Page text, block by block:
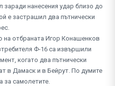
заради нанесения удар близо до
е застрашил два пътнически
на отбраната Игор Конашенков
Ф-16 са извършили
когато два пътнически
в Дамаск и в Бейрут. По думите
за самолетите.